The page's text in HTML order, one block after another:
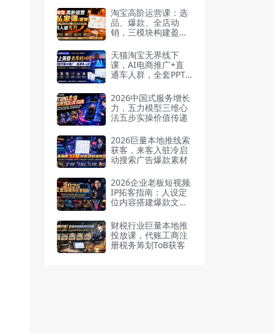
量
淘宝高阶运营课：选
品、爆款、全店动
销，三模块构建盈利
天猫淘宝无界线下
课，AI电商推广+直
通车人群，全套PPT+
2026中国式服务增长
力，五力模型三维心
法五步实操价值传递
2026巨量本地推线索
获客，来客入驻冷启
动搜索广告爆款素材
2026企业老板短视频
IP拓客指南：人设定
位内容搭建爆款文案
引流私域成交完整获
客链路
财税行业巨量本地推
投放课，代账工商注
册税务筹划ToB获客